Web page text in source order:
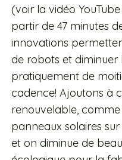
(voir la vidéo YouTube
partir de 47 minutes
innovations
de robots et diminuer
pratiquement de
cadence! Ajoutons à
renouvelable,
panneaux solaires
et on diminue de